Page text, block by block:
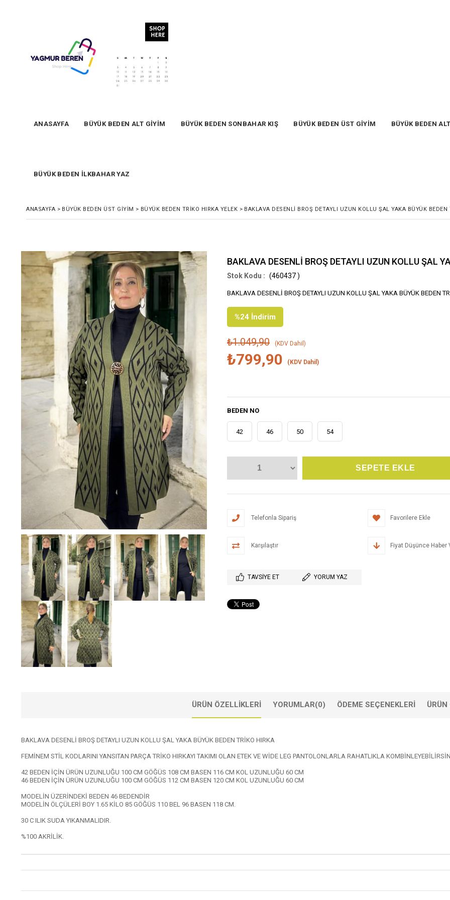
ANASAYFA BÜYÜK BEDEN ALT GİYİM BÜYÜK BEDEN SONBAHAR KIŞ BÜYÜK BEDEN ÜST GİYİM BÜYÜK BEDEN
BÜYÜK BEDEN İLKBAHAR YAZ
ANASAYFA > BÜYÜK BEDEN ÜST GİYİM > BÜYÜK BEDEN TRIKO HIRKA YELEK > BAKLAVA DESENLİ BROŞ DETAYLI UZUN KOLLU ŞAL YAKA BÜYÜK BEDEN
BAKLAVA DESENLİ BROŞ DETAYLI UZUN KOLLU ŞAL
(460437 )
BAKLAVA DESENLİ BROŞ DETAYLI UZUN KOLLU ŞAL YAKA BÜYÜK BEDEN
%24 İndirim
₺1.049,90 (KDV Dahil)
₺799,90 (KDV Dahil)
BEDEN NO
42 46 50 54
Telefonla Sipariş Favorilere Ekle
Karşılaştır Fiyat Düşünce Haber
TAVSIYE ET YORUM YAZ
ÜRÜN ÖZELLIKLERI YORUMLAR(0) ÖDEME SEÇENEKLERI ÜRÜN
BAKLAVA DESENLİ BROŞ DETAYLI UZUN KOLLU ŞAL YAKA BÜYÜK BEDEN TRİKO HIRKA
FEMİNEM STİL KODLARINI YANSITAN PARÇA TRİKO HIRKAYI TAKIMI OLAN ETEK VE WİDE LEG PANTOLONLARLA RAHATLIKLA
42 BEDEN İÇİN ÜRÜN UZUNLUĞU 100 CM GÖĞÜS 108 CM BASEN 116 CM KOL UZUNLUĞU 60 CM
46 BEDEN İÇİN ÜRÜN UZUNLUĞU 100 CM GÖĞÜS 112 CM BASEN 120 CM KOL UZUNLUĞU 60 CM
MODELİN ÜZERİNDEKİ BEDEN 46 BEDENDİR
MODELİN ÖLÇÜLERİ BOY 1.65 KİLO 85 GÖĞÜS 110 BEL 96 BASEN 118 CM.
30 C ILIK SUDA YIKANMALIDIR.
%100 AKRİLİK.